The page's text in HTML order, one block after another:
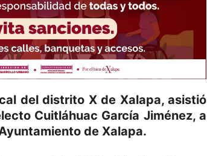
del distrito X de Xalapa, asistió
Cuitláhuac García Jiménez, a
de Xalapa.